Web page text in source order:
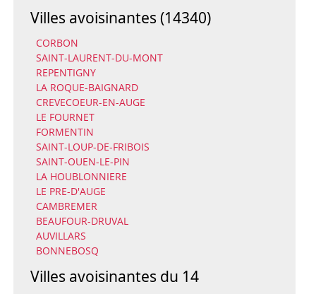
Villes avoisinantes (14340)
CORBON
SAINT-LAURENT-DU-MONT
REPENTIGNY
LA ROQUE-BAIGNARD
CREVECOEUR-EN-AUGE
LE FOURNET
FORMENTIN
SAINT-LOUP-DE-FRIBOIS
SAINT-OUEN-LE-PIN
LA HOUBLONNIERE
LE PRE-D'AUGE
CAMBREMER
BEAUFOUR-DRUVAL
AUVILLARS
BONNEBOSQ
Villes avoisinantes du 14